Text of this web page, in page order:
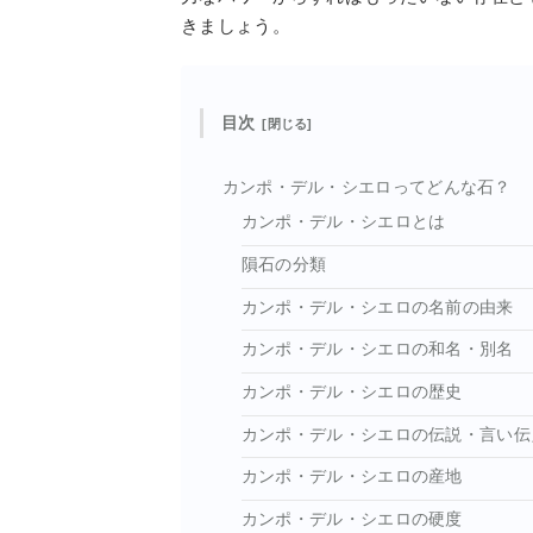
きましょう。
目次
カンポ・デル・シエロってどんな石？
カンポ・デル・シエロとは
隕石の分類
カンポ・デル・シエロの名前の由来
カンポ・デル・シエロの和名・別名
カンポ・デル・シエロの歴史
カンポ・デル・シエロの伝説・言い
カンポ・デル・シエロの産地
カンポ・デル・シエロの硬度